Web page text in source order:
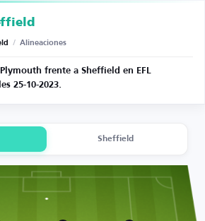
/ Alineaciones
frente a Sheffield en EFL
25-10-2023.
Sheffield